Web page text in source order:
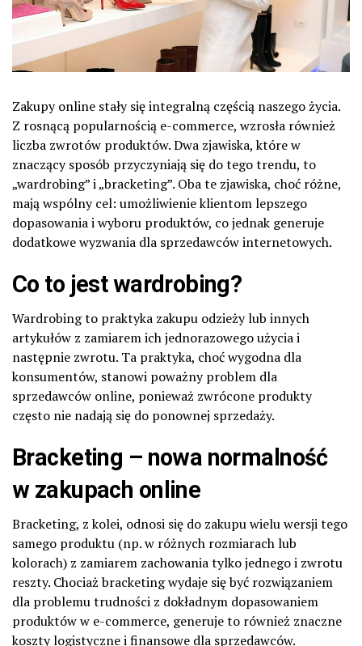
Zakupy online stały się integralną częścią naszego życia.
Z rosnącą popularnością e-commerce, wzrosła również
liczba zwrotów produktów. Dwa zjawiska, które w
znaczący sposób przyczyniają się do tego trendu, to
„wardrobing” i „bracketing”. Oba te zjawiska, choć różne,
mają wspólny cel: umożliwienie klientom lepszego
dopasowania i wyboru produktów, co jednak generuje
dodatkowe wyzwania dla sprzedawców internetowych.
Co to jestwardrobing?
Wardrobing to praktyka zakupu odzieży lub innych
artykułów z zamiarem ich jednorazowego użycia i
następnie zwrotu. Ta praktyka, choć wygodna dla
konsumentów, stanowi poważny problem dla
sprzedawców online, ponieważ zwrócone produkty
często nie nadają się do ponownej sprzedaży.
Bracketing – nowa normalność
w zakupach online
Bracketing, z kolei, odnosi się do zakupu wielu wersji tego
samego produktu (np. w różnych rozmiarach lub
kolorach) z zamiarem zachowania tylko jednego i zwrotu
reszty. Chociaż bracketing wydaje się być rozwiązaniem
dla problemu trudności z dokładnym dopasowaniem
produktów w e-commerce, generuje to również znaczne
koszty logistyczne i finansowe dla sprzedawców.